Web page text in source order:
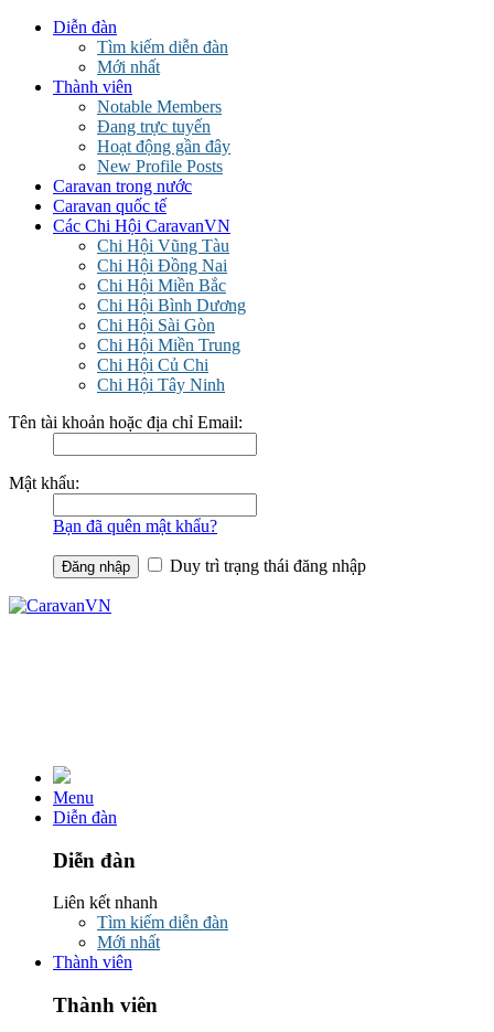
Diễn đàn
Tìm kiếm diễn đàn
Mới nhất
Thành viên
Notable Members
Đang trực tuyến
Hoạt động gần đây
New Profile Posts
Caravan trong nước
Caravan quốc tế
Các Chi Hội CaravanVN
Chi Hội Vũng Tàu
Chi Hội Đồng Nai
Chi Hội Miền Bắc
Chi Hội Bình Dương
Chi Hội Sài Gòn
Chi Hội Miền Trung
Chi Hội Củ Chi
Chi Hội Tây Ninh
Tên tài khoản hoặc địa chỉ Email:
Mật khẩu:
Bạn đã quên mật khẩu?
Duy trì trạng thái đăng nhập
Menu
Diễn đàn
Diễn đàn
Liên kết nhanh
Tìm kiếm diễn đàn
Mới nhất
Thành viên
Thành viên